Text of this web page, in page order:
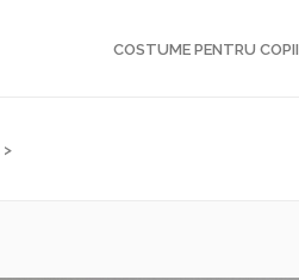
COSTUME PENTRU COPII
>